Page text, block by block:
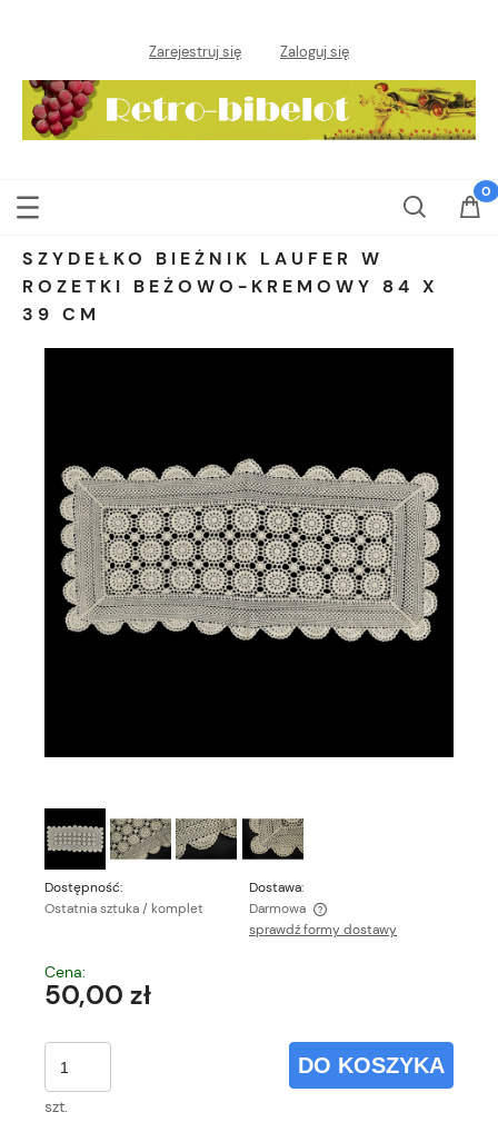
Zarejestruj się Zaloguj się
SZYDEŁKO BIEŻNIK LAUFER W
ROZETKI BEŻOWO-KREMOWY 84 X
39 CM
Dostępność:
Ostatnia sztuka / komplet
Dostawa:
Darmowa
Cena nie zawiera ewentualnych kosztów płatności
sprawdź formy dostawy
Cena:
50,00 zł
szt.
DO KOSZYKA